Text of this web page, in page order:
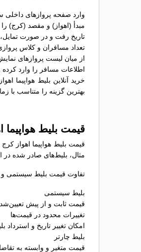
وارد صفحه پروازهای داخلی
مبدأ (اهواز) و مقصد (کرج) را
تاریخ رفت و در صورت
تعداد مسافران و کلاس
از میان لیست پروازهای
اطلاعات مسافر را وارد کرده
خرید آنلاین بلیط هواپیما
بهترین گزینه را متناسب با
قیمت بلیط
قیمت بلیط هواپیما اهواز
مثال، بلیط‌های صادر شده در
تفاوت قیمت بلیط سیستمی و
بلیط سیستمی
قیمت ثابت و از پیش
تغییرات محدود در قیمت‌ها
امکان تغییر تاریخ و
بلیط چارتر
قیمت متغیر و وابسته به تقاضا